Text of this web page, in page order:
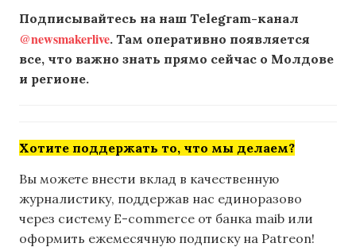
Подписывайтесь на наш Telegram-канал
@newsmakerlive. Там оперативно появляется
все, что важно знать прямо сейчас о Молдове
и регионе.
Хотите поддержать то, что мы делаем?
Вы можете внести вклад в качественную
журналистику, поддержав нас единоразово
через систему E-commerce от банка maib или
оформить ежемесячную подписку на Patreon!